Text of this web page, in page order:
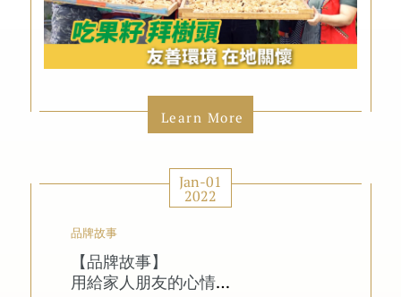
Learn More
Jan-01
2022
品牌故事
【品牌故事】
用給家人朋友的心情